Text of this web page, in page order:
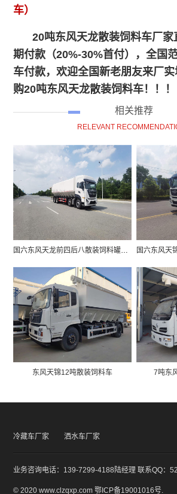
车）
20吨东风天龙散装饲料车厂家
期付款（20%-30%首付），全国
车付款，欢迎全国新老朋友来厂
购20吨东风天龙散装饲料车！！！
相关推荐
RELEVANT
国六东风天龙前四后八散装饲料罐车价格图片
东风天锦12吨散装饲料车 7吨东
冷藏车厂家 洒水车厂家
业务咨询电话：139-7299-4188陆经理 联系QQ：
© 2020 www.clzqxp.com鄂ICP备19001016号.